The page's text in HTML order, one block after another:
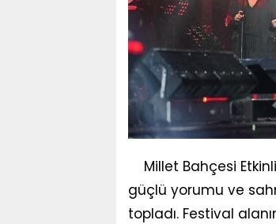
Millet Bahçesi
güçlü yorumu ve
topladı. Festival